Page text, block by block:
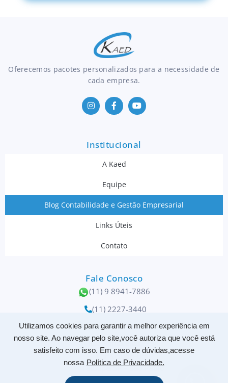
Utilizamos cookies para garantir a melhor experiência em
nosso site. Ao navegar pelo site,você autoriza que você está
satisfeito com isso. Em caso de dúvidas,acesse
nossa Política de Privacidade.
Oferecemos pacotes personalizados para a necessidade de
cada empresa.
Institucional
A Kaed
Equipe
Blog Contabilidade e Gestão Empresarial
Links Úteis
Contato
Fale Conosco
(11) 9 8941-7886
(11) 2227-3440
contato@kaed.com.br
Rua Santo Elias, 398
CEP 03086-050
Tatuapé/SP – São Paulo